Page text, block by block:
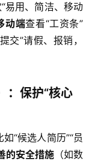
易用、简洁、移动
动端查看“工资条”
交”请假、报销，
：保护“核心
“候选人简历”“员
的安全措施 （如数